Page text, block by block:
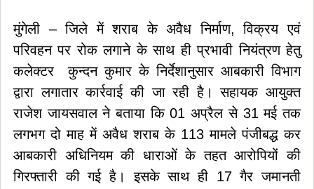
मुंगेली – जिले में शराब के अवैध निर्माण, विक्रय एवं
परिवहन पर रोक लगाने के साथ ही प्रभावी नियंत्रण हेतु
कलेक्टर कुन्दन कुमार के निर्देशानुसार आबकारी विभाग
द्वारा लगातार कार्रवाई की जा रही है। सहायक आयुक्त
राजेश जायसवाल ने बताया कि 01 अप्रैल से 31 मई तक
लगभग दो माह में अवैध शराब के 113 मामले पंजीबद्ध कर
आबकारी अधिनियम की धाराओं के तहत आरोपियों की
गिरफ्तारी की गई है। इसके साथ ही 17 गैर जमानती